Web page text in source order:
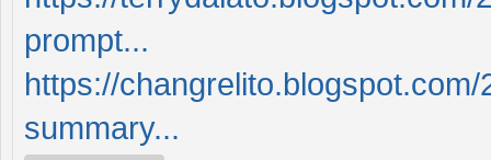
prompt...
https://
summary...